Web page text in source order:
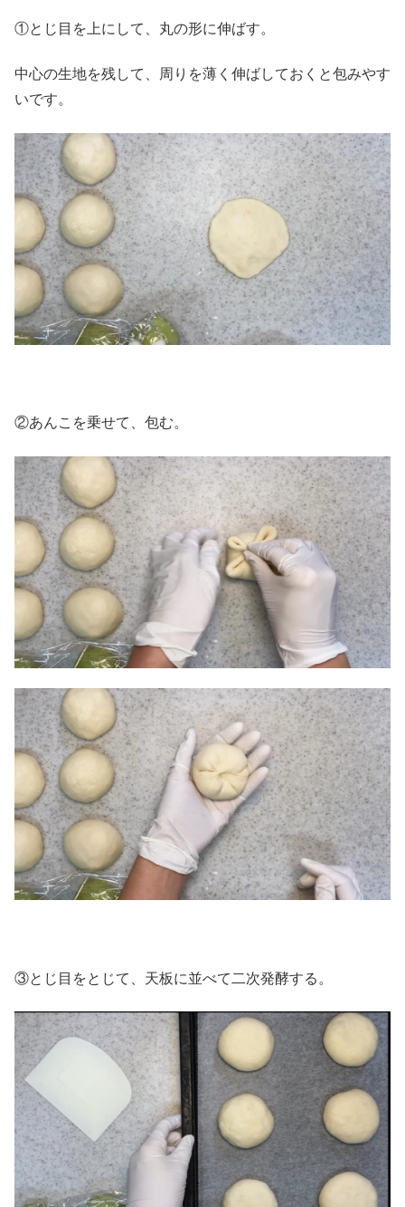
①とじ目を上にして、丸の形に伸ばす。
中心の生地を残して、周りを薄く伸ばしておくと包みやす
いです。
②あんこを乗せて、包む。
③とじ目をとじて、天板に並べて二次発酵する。